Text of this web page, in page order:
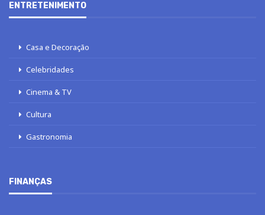
ENTRETENIMENTO
Casa e Decoração
Celebridades
Cinema & TV
Cultura
Gastronomia
FINANÇAS